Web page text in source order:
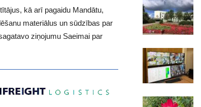
kā arī pagaidu Mandātu,
materiālus un sūdzības par
ziņojumu Saeimai par